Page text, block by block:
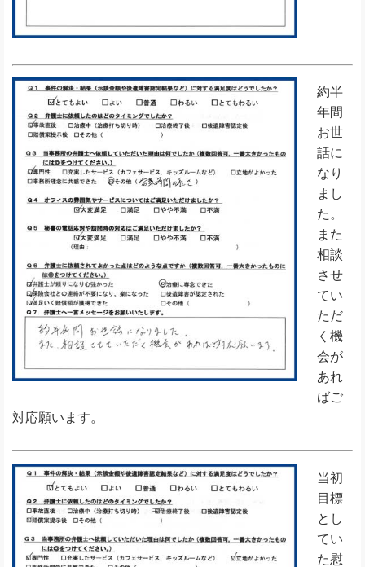
約半
年間
お世
話に
なり
まし
た。
また
相談
させ
てい
ただ
く機
会が
あれ
ばご
対応願います。
当初
目標
とし
てい
た慰